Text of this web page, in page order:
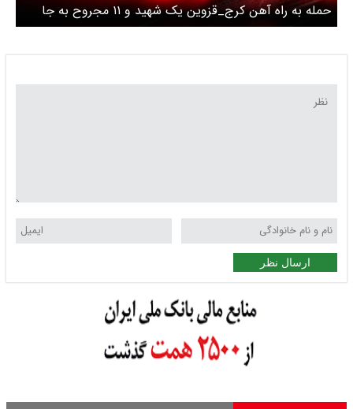
حمله به راه آهن کرج_قزوین یک شهید و ۱۱ مجروح به جا
گذاشت
ارسال نظر